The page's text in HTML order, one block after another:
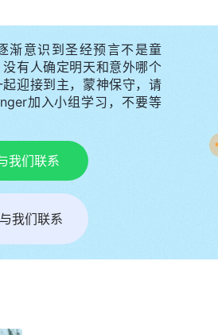
意，还误解神，认为神不拯救
程中会消极、软弱，还会失去
弃追求真理，失败跌倒这是达
进了。从神的话中我感受到神的
反省自己，为什么我会失败跌
确了，没有真理就容易作恶，并
是故意的，是由狂妄自大的本性
使你好高举自己，狂妄自大就
作恶必须先解决人的本性问
渐意识到圣经预言不是童
有人确定明天和意外哪个
迎接到主，蒙神保守，请
加入小组学习，不要等
我们联系
我们联系